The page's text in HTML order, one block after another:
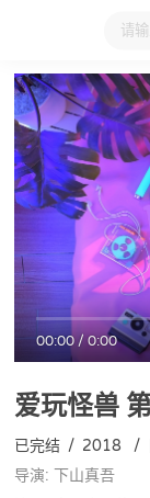
大家在看 日
00:00/0:00
爱玩怪兽
已完结 / 2018 /
导演: 下山真吾